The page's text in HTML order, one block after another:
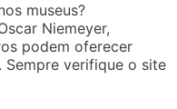
museus?
Niemeyer,
podem oferecer
verifique o site